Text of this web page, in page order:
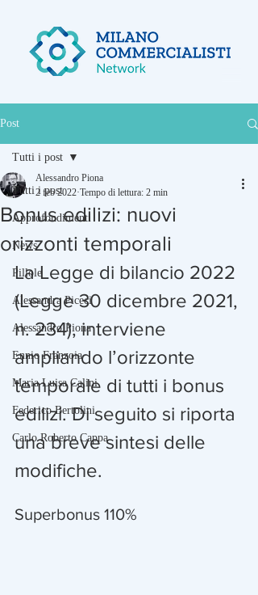
Post
Tutti i post
Approfondimenti
News
Pillole
Alessandra Piceci
Alessandro Piona
Ennio Franzoia
Maria Luisa Calini
Federico Bertolini
Carlo Roberto Cappa
Tutti i post
Bonus edilizi: nuovi
orizzonti temporali
Alessandro Piona
2 feb 2022 Tempo di lettura: 2 min
La Legge di bilancio 2022
(Legge 30 dicembre 2021,
n. 234), interviene
ampliando l’orizzonte
temporale di tutti i bonus
edilizi. Di seguito si riporta
una breve sintesi delle
modifiche.
Superbonus 110%